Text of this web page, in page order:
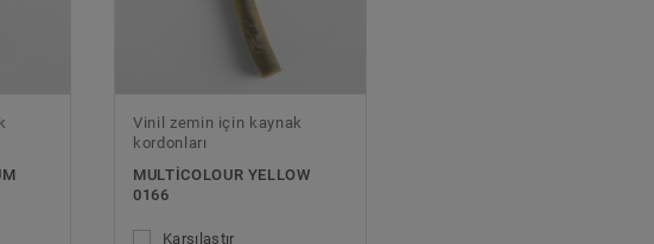
Vinil zemin için kaynak
kordonları
MULTICOLOUR YELLOW
0166
Karşılaştır